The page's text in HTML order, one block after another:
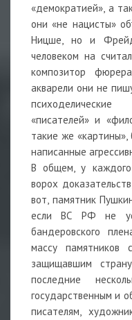
«демократией», а
они «не нацисты»
Ницше, но и
человеком на
композитор
акварели они не
«писателей» и
такие же
написанные
В общем, у каждого
ворох
вот, памятник
если ВС РФ не
бандеровского
массу памятников
защищавшим
последние
государственным и
писателям,